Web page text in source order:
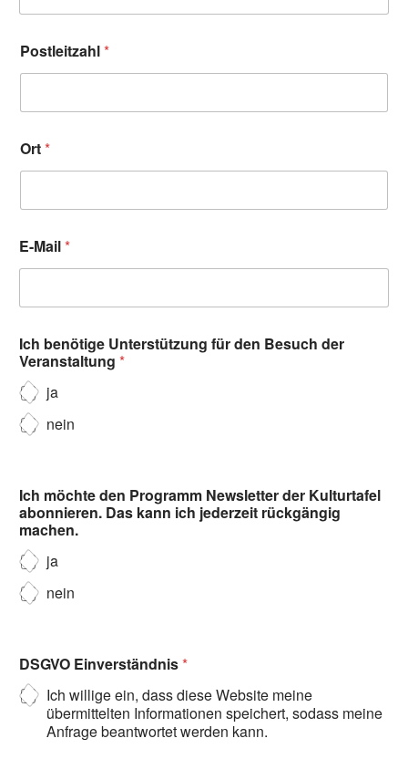
Postleitzahl*
Ort*
E-Mail*
Ich benötige Unterstützung für den Besuch der
Veranstaltung *
ja
nein
Ich möchte den Programm Newsletter der Kulturtafel
abonnieren. Das kann ich jederzeit rückgängig
machen.
ja
nein
DSGVO Einverständnis*
Ich willige ein, dass diese Website meine
übermittelten Informationen speichert, sodass meine
Anfrage beantwortet werden kann.